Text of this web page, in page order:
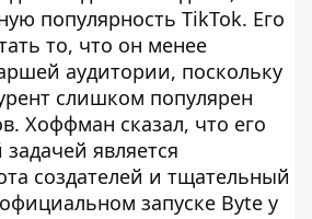
популярность TikTok. Его
то, что он менее
аудитории, поскольку
слишком популярен
Хоффман сказал, что его
является
создателей и тщательный
запуске Byte у